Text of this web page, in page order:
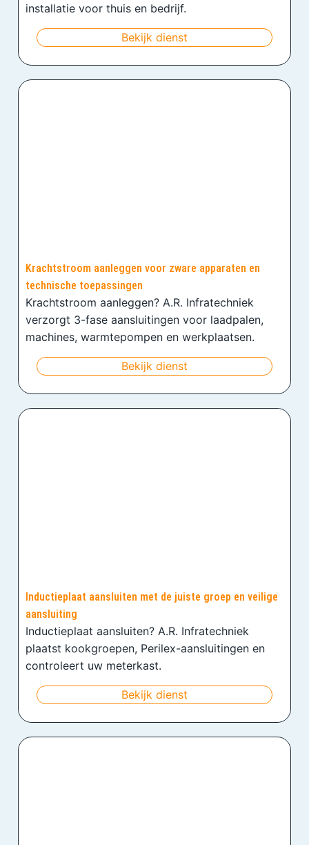
installatie voor thuis en bedrijf.
Bekijk dienst
Krachtstroom aanleggen voor zware apparaten en
technische toepassingen
Krachtstroom aanleggen? A.R. Infratechniek
verzorgt 3-fase aansluitingen voor laadpalen,
machines, warmtepompen en werkplaatsen.
Bekijk dienst
Inductieplaat aansluiten met de juiste groep en veilige
aansluiting
Inductieplaat aansluiten? A.R. Infratechniek
plaatst kookgroepen, Perilex-aansluitingen en
controleert uw meterkast.
Bekijk dienst